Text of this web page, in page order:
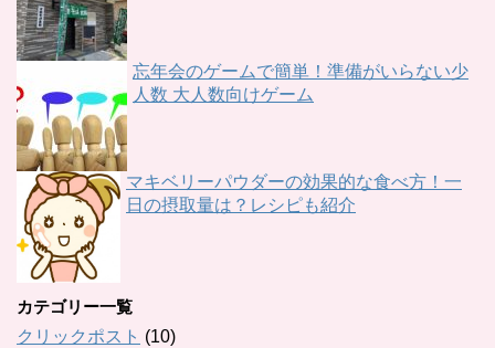
忘年会のゲームで簡単！準備がいらない少
人数 大人数向けゲーム
マキベリーパウダーの効果的な食べ方！一
日の摂取量は？レシピも紹介
カテゴリー一覧
クリックポスト (10)